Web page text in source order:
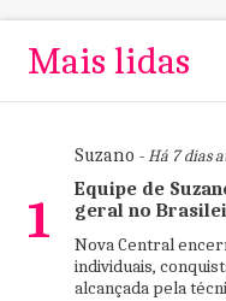
Mais lidas
1
Suzano - Há 7 dias
Equipe de
geral no
Nova Central
individuais,
alcançada pela